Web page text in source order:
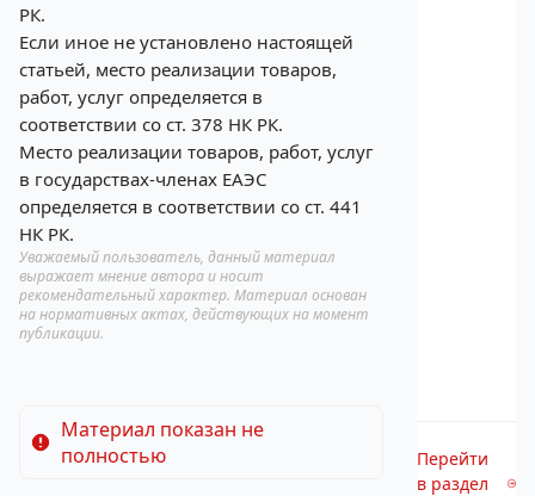
РК.
Если иное не установлено настоящей
статьей, место реализации товаров,
работ, услуг определяется в
соответствии со ст. 378 НК РК.
Место реализации товаров, работ, услуг
в государствах-членах ЕАЭС
определяется в соответствии со ст. 441
НК РК.
Уважаемый пользователь, данный материал
выражает мнение автора и носит
рекомендательный характер. Материал основан
на нормативных актах, действующих на момент
публикации.
Материал показан не
полностью
Перейти
в раздел